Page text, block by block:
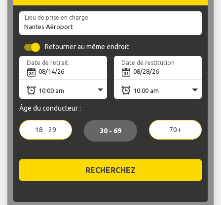
Lieu de prise en charge
Retourner au même endroit
Date de retrait Date de restitution
Âge du conducteur :
18 - 29 30 - 69 70+
RECHERCHEZ